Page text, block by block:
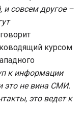
и совсем другое –
курсом
к информации
это не вина СМИ.
это ведет к